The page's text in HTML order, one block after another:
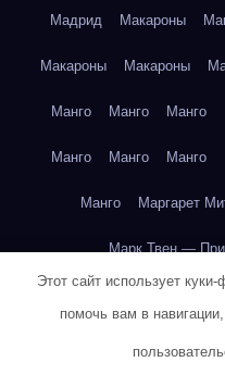
Мадрид Макароны
Макароны Макароны
Манго Манго Манго
Манго Манго Манго
Манго Маргарет
Марк Твен —
Марк Твен —
Этот сайт использует
помочь вам в